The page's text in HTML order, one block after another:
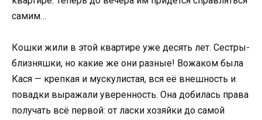
самим…
Кошки жили в этой квартире уже десять лет. Сестры-
близняшки, но какие же они разные! Вожаком была
Кася — крепкая и мускулистая, вся её внешность и
повадки выражали уверенность. Она добилась права
получать всё первой: от ласки хозяйки до самой